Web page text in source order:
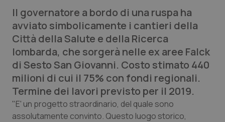
Lettere al direttore
Edizioni Regionali
QS Pro
Professionisti Sanitari.AI
Abruzzo
QS Pro Gold
Il governatore a bordo di una ruspa ha
avviato simbolicamente i cantieri della
Città della Salute e della Ricerca
lombarda, che sorgerà nelle ex aree Falck
di Sesto San Giovanni. Costo stimato 440
milioni di cui il 75% con fondi regionali.
Termine dei lavori previsto per il 2019.
"E' un progetto straordinario, del quale sono
assolutamente convinto. Questo luogo storico,